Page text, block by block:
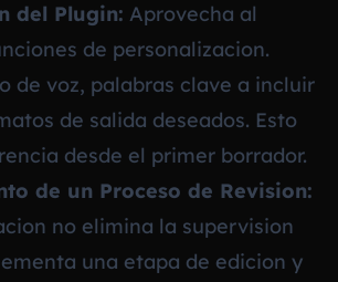
del Plugin: Aprovecha al
de personalizacion.
de voz, palabras clave a incluir
de salida deseados. Esto
desde el primer borrador.
de un Proceso de Revision:
no elimina la supervision
una etapa de edicion y